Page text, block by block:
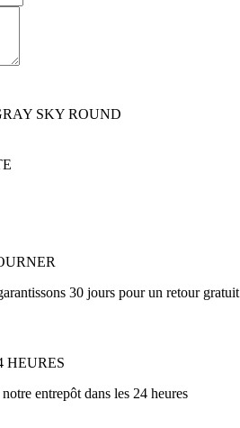
SKY ROUND
30 jours pour un retour gratuit
HEURES
entrepôt dans les 24 heures